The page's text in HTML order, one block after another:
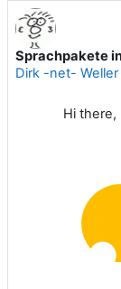
Sprachpakete
Dirk -net- Weller
Кількість
Hi there,